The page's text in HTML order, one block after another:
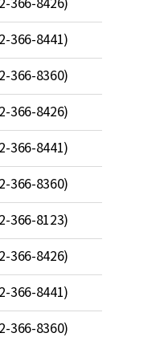
366-8426)
366-8441)
366-8360)
366-8426)
366-8441)
366-8360)
366-8123)
366-8426)
366-8441)
366-8360)